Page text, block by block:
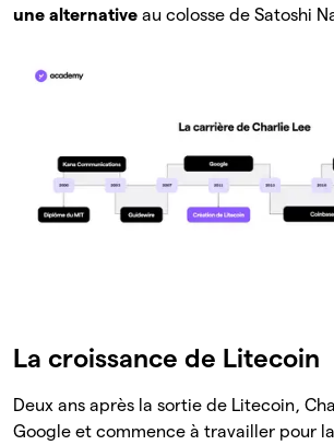
une alternative au colosse de Satoshi
La croissance de Litecoin
Deux ans après la sortie de Litecoin,
Google et commence à travailler pour